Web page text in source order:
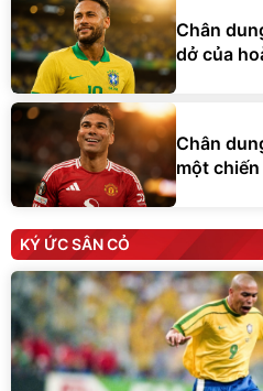
Chân
dở của
Chân
một
KÝ ỨC SÂN CỎ